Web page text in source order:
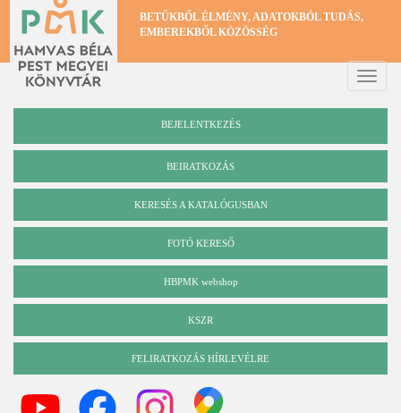
Ugrás
tartalomra
BETŰKBŐL ÉLMÉNY, ADATOKBÓL TUDÁS,
EMBEREKBŐL KÖZÖSSÉG
Toggle
BEJELENTKEZÉS
BEIRATKOZÁS
Katalógus
KERESÉS A KATALÓGUSBAN
FOTÓ KERESŐ
HBPMK webshop
KSZR
FELIRATKOZÁS HÍRLEVÉLRE